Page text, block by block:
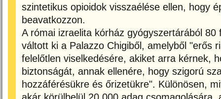
szintetikus opioidok visszaélése ellen, hogy
beavatkozzon.
A római izraelita kórház gyógyszertárából 80
váltott ki a Palazzo Chigiből, amelyből "erős
felelőtlen viselkedésére, akiket arra kérnek,
biztonságát, annak ellenére, hogy szigorú
hozzáférésükre és őrizetükre". Különösen,